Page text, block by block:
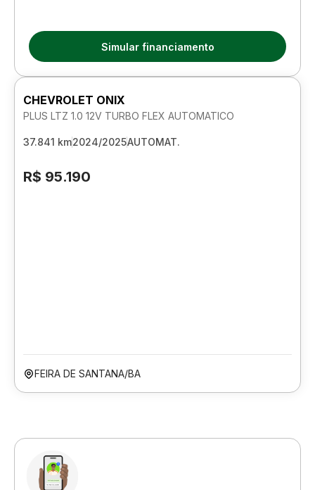
Simular financiamento
CHEVROLET ONIX
PLUS LTZ 1.0 12V TURBO FLEX AUTOMATICO
37.841 km2024/2025AUTOMAT.
R$ 95.190
FEIRA DE SANTANA/BA